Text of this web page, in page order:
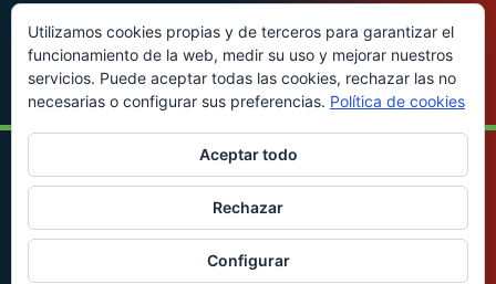
© 2016 - Todos los derechos reservados
Utilizamos cookies propias y de terceros para garantizar el
funcionamiento de la web, medir su uso y mejorar nuestros
servicios. Puede aceptar todas las cookies, rechazar las no
necesarias o configurar sus preferencias. Política de cookies
Aceptar todo
Rechazar
Configurar